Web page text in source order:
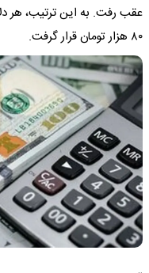
عقب رفت. به این ترتیب، هر
۸۰ هزار تومان قرار گرفت.